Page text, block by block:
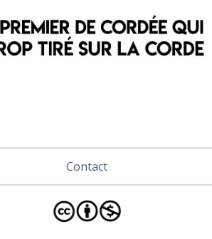
Contact